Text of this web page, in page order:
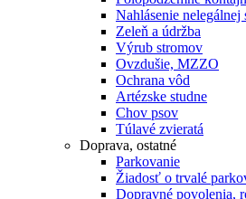
Nahlásenie nelegálnej
Zeleň a údržba
Výrub stromov
Ovzdušie, MZZO
Ochrana vôd
Artézske studne
Chov psov
Túlavé zvieratá
Doprava, ostatné
Parkovanie
Žiadosť o trvalé
Dopravné povolenia,